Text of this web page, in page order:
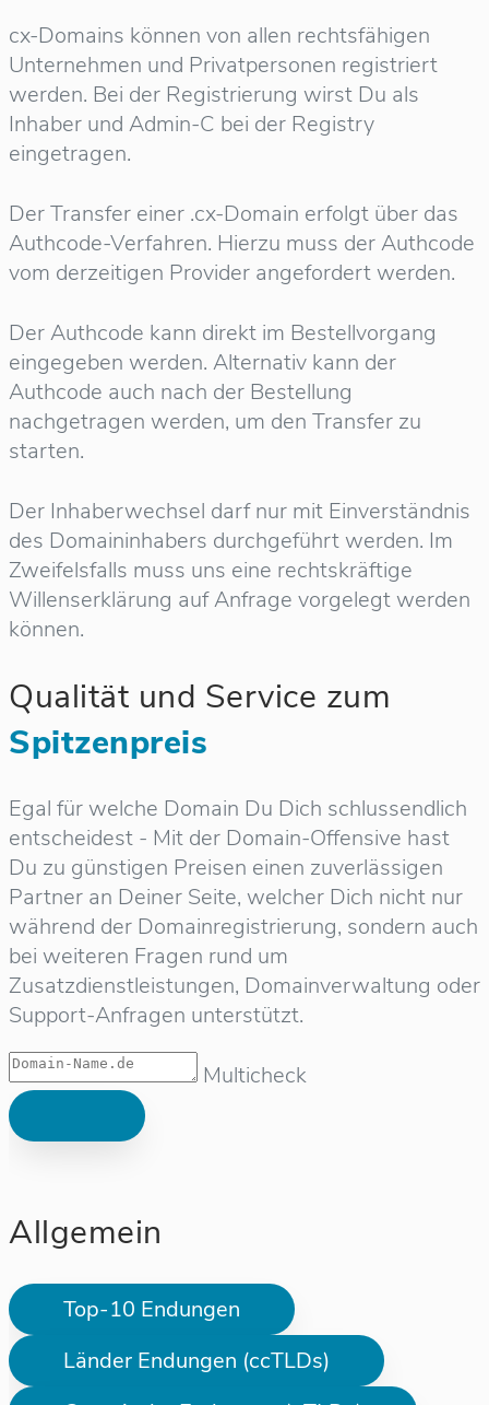
cx-Domains können von allen rechtsfähigen
Unternehmen und Privatpersonen registriert
werden. Bei der Registrierung wirst Du als
Inhaber und Admin-C bei der Registry
eingetragen.
Der Transfer einer .cx-Domain erfolgt über das
Authcode-Verfahren. Hierzu muss der Authcode
vom derzeitigen Provider angefordert werden.
Der Authcode kann direkt im Bestellvorgang
eingegeben werden. Alternativ kann der
Authcode auch nach der Bestellung
nachgetragen werden, um den Transfer zu
starten.
Der Inhaberwechsel darf nur mit Einverständnis
des Domaininhabers durchgeführt werden. Im
Zweifelsfalls muss uns eine rechtskräftige
Willenserklärung auf Anfrage vorgelegt werden
können.
Qualität und Service zum
Spitzenpreis
Egal für welche Domain Du Dich schlussendlich
entscheidest - Mit der Domain-Offensive hast
Du zu günstigen Preisen einen zuverlässigen
Partner an Deiner Seite, welcher Dich nicht nur
während der Domainregistrierung, sondern auch
bei weiteren Fragen rund um
Zusatzdienstleistungen, Domainverwaltung oder
Support-Anfragen unterstützt.
Multicheck
Allgemein
Top-10 Endungen
Länder Endungen (ccTLDs)